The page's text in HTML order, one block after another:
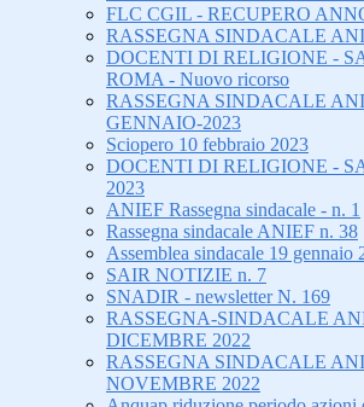
FLC CGIL - RECUPERO
RASSEGNA SINDACALE
DOCENTI DI RELIGIONE -
ROMA - Nuovo ricorso
RASSEGNA SINDACALE
GENNAIO-2023
Sciopero 10 febbraio 2023
DOCENTI DI RELIGIONE -
2023
ANIEF Rassegna sindacale - n. 1
Rassegna sindacale ANIEF n. 38
Assemblea sindacale 19 gennaio
SAIR NOTIZIE n. 7
SNADIR - newsletter N. 169
RASSEGNA-SINDACALE
DICEMBRE 2022
RASSEGNA SINDACALE
NOVEMBRE 2022